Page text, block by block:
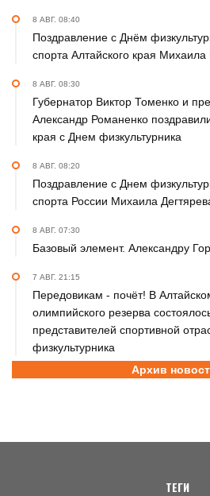
8 АВГ. 08:40
Поздравление с Днём
спорта Алтайского края
8 АВГ. 08:30
Губернатор Виктор Томенко и
Александр Романенко
края с Днем физкультурника
8 АВГ. 08:20
Поздравление с Днем
спорта России Михаила
8 АВГ. 07:30
Базовый элемент. Александру
7 АВГ. 21:15
Передовикам - почёт! В
олимпийского резерва
представителей спортивной
физкультурника
7 АВГ. 10:45
Архив
ТЕГИ